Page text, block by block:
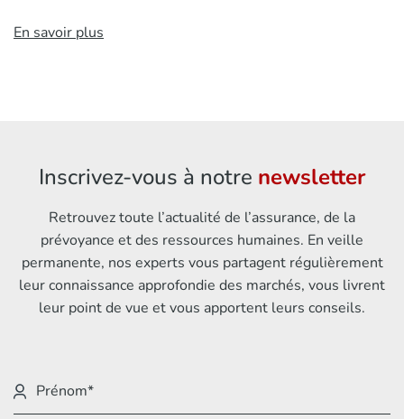
En savoir plus
Inscrivez-vous à notre newsletter
Retrouvez toute l’actualité de l’assurance, de la
prévoyance et des ressources humaines. En veille
permanente, nos experts vous partagent régulièrement
leur connaissance approfondie des marchés, vous livrent
leur point de vue et vous apportent leurs conseils.